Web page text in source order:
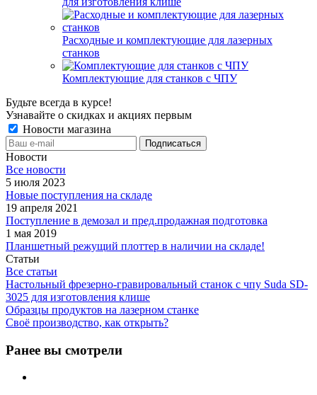
Расходные и комплектующие для лазерных
станков
Комплектующие для станков с ЧПУ
Будьте всегда в курсе!
Узнавайте о скидках и акциях первым
Новости магазина
Новости
Все новости
5 июля 2023
Новые поступления на складе
19 апреля 2021
Поступление в демозал и пред.продажная подготовка
1 мая 2019
Планшетный режущий плоттер в наличии на складе!
Статьи
Все статьи
Настольный фрезерно-гравировальный станок с чпу Suda SD-
3025 для изготовления клише
Образцы продуктов на лазерном станке
Своё производство, как открыть?
Ранее вы смотрели